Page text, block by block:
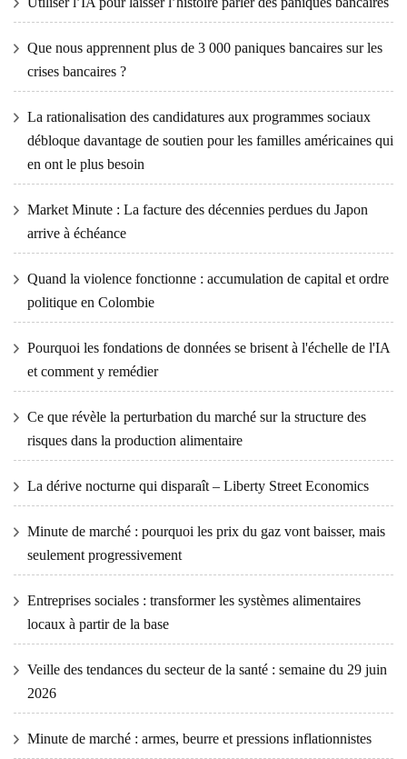
Que nous apprennent plus de 3 000 paniques bancaires sur les
crises bancaires ?
La rationalisation des candidatures aux programmes sociaux
débloque davantage de soutien pour les familles américaines qui
en ont le plus besoin
Market Minute : La facture des décennies perdues du Japon
arrive à échéance
Quand la violence fonctionne : accumulation de capital et ordre
politique en Colombie
Pourquoi les fondations de données se brisent à l'échelle de l'IA
et comment y remédier
Ce que révèle la perturbation du marché sur la structure des
risques dans la production alimentaire
La dérive nocturne qui disparaît – Liberty Street Economics
Minute de marché : pourquoi les prix du gaz vont baisser, mais
seulement progressivement
Entreprises sociales : transformer les systèmes alimentaires
locaux à partir de la base
Veille des tendances du secteur de la santé : semaine du 29 juin
2026
Minute de marché : armes, beurre et pressions inflationnistes